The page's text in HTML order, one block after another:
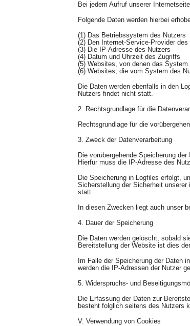
Bei jedem Aufruf unserer
Folgende Daten werden hierbei
(1) Das Betriebssystem des Nutzers
(2) Den Internet-Service-Provider des
(3) Die IP-Adresse des Nutzers
(4) Datum und Uhrzeit des Zugriffs
(5) Websites, von denen das
(6) Websites, die vom System des
Die Daten werden ebenfalls in den
Nutzers findet nicht statt.
2. Rechtsgrundlage für die
Rechtsgrundlage für die
3. Zweck der Datenverarbeitung
Die vorübergehende Speicherung
Hierfür muss die IP-Adresse des
Die Speicherung in Logfiles erfolgt,
Sicherstellung der Sicherheit
statt.
In diesen Zwecken liegt auch unser
4. Dauer der Speicherung
Die Daten werden gelöscht, sobald
Bereitstellung der Website ist dies
Im Falle der Speicherung der Daten
werden die IP-Adressen der Nutzer
5. Widerspruchs- und
Die Erfassung der Daten zur
besteht folglich seitens des Nutzers
V. Verwendung von Cookies